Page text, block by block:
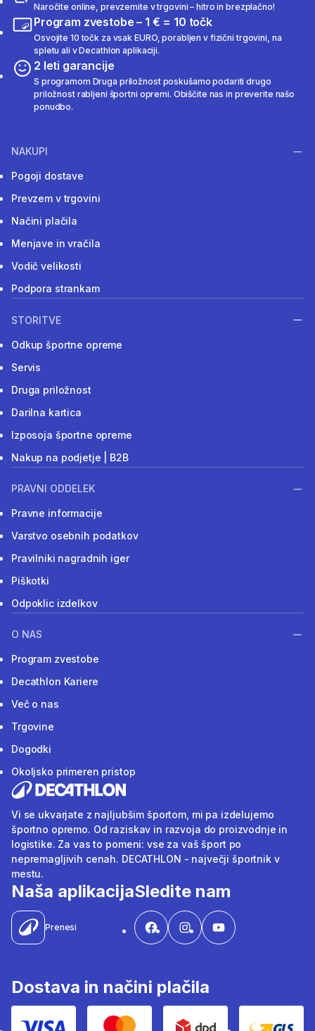
Naročite online, prevzemite v trgovini – hitro in brezplačno!
Program zvestobe – 1 € = 10 točk
Osvojite 10 točk za vsak EURO, porabljen v fizični trgovini, na
spletu ali v Decathlon aplikaciji.
2 leti garancije
S programom Druga priložnost poskušamo podariti drugo
priložnost rabljeni športni opremi. Obiščite nas in preverite našo
ponudbo.
NAKUPI
Pogoji dostave
Prevzem v trgovini
Načini plačila
Menjave in vračila
Vodič velikosti
Podpora strankam
STORITVE
Odkup športne opreme
Servis
Druga priložnost
Darilna kartica
Izposoja športne opreme
Nakup na podjetje | B2B
PRAVNI ODDELEK
Pravne informacije
Varstvo osebnih podatkov
Pravilniki nagradnih iger
Piškotki
Odpoklic izdelkov
O NAS
Program zvestobe
Decathlon Kariere
Več o nas
Trgovine
Dogodki
Okoljsko primeren pristop
Vi se ukvarjate z najljubšim športom, mi pa izdelujemo
športno opremo. Od raziskav in razvoja do proizvodnje in
logistike. Za vas to pomeni: vse za vaš šport po
nepremagljivih cenah. DECATHLON - največji športnik v
mestu.
Naša aplikacija
Prenesi
Sledite nam
Dostava in načini plačila